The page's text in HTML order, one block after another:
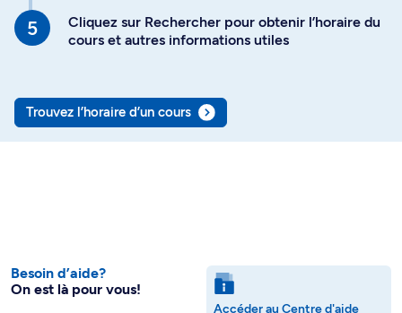
Cliquez sur Rechercher pour obtenir l’horaire du
cours et autres informations utiles
Trouvez l’horaire d’un cours
Besoin d’aide?
On est là pour vous!
Accéder au Centre d'aide